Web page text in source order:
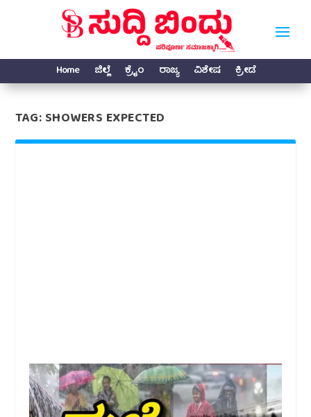
Home ಜಿಲ್ಲೆ ಕ್ರೈಂ ರಾಜ್ಯ ವಿಶೇಷ ಕ್ರೀಡೆ
TAG:SHOWERS EXPECTED